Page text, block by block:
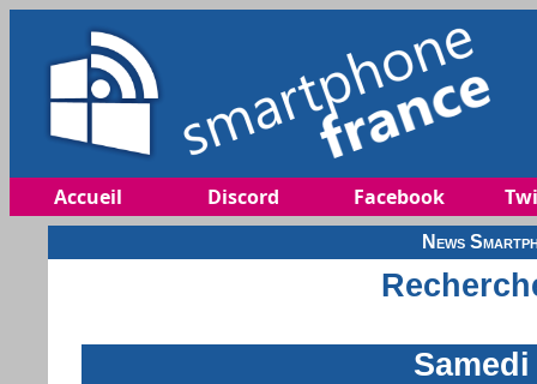
Accueil Discord Facebook
News